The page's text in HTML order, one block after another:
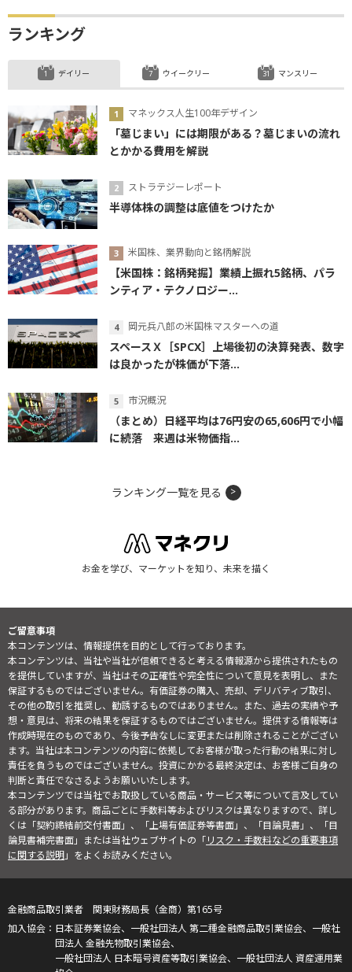
ランキング
デイリー
マネックス人生100年デザイン
「墓じまい」には期限がある？墓じまいの流れ
とかかる費用を解説
ストラテジーレポート
半導体株の調整は底値をつけたか
米国株、業界動向と銘柄解説
【米国株：銘柄発掘】業績上振れ5銘柄、パラ
ンティア・テクノロジー...
岡元兵八郎の米国株マスターへの道
スペースＸ［SPCX］上場後初の決算発表、数字
は良かったが株価が下落...
市況概況
（まとめ）日経平均は76円安の65,606円で小幅
に続落 来週は米物価指...
ウイークリー マンスリー
ランキング一覧を見る
お金を学び、マーケットを知り、未来を描く
ご留意事項
本コンテンツは、情報提供を目的として行っております。
本コンテンツは、当社や当社が信頼できると考える情報源から提供されたもの
を提供していますが、当社はその正確性や完全性について意見を表明し、また
保証するものではございません。有価証券の購入、売却、デリバティブ取引、
その他の取引を推奨し、勧誘するものではありません。また、過去の実績や予
想・意見は、将来の結果を保証するものではございません。提供する情報等は
作成時現在のものであり、今後予告なしに変更または削除されることがござい
ます。当社は本コンテンツの内容に依拠してお客様が取った行動の結果に対し
責任を負うものではございません。投資にかかる最終決定は、お客様ご自身の
判断と責任でなさるようお願いいたします。
本コンテンツでは当社でお取扱している商品・サービス等について言及してい
る部分があります。商品ごとに手数料等およびリスクは異なりますので、詳し
くは「契約締結前交付書面」、「上場有価証券等書面」、「目論見書」、「目
論見書補完書面」または当社ウェブサイトの「リスク・手数料などの重要事項
に関する説明」をよくお読みください。
金融商品取引業者 関東財務局長（金商）第165号
日本証券業協会、一般社団法人 第二種金融商品取引業協会、一般社
団法人 金融先物取引業協会、
一般社団法人 日本暗号資産等取引業協会、一般社団法人 資産運用業